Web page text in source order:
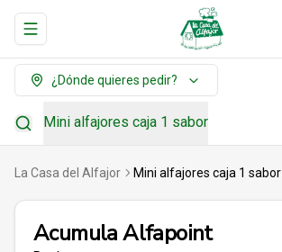
Abrir menu de navegación
¿Dónde quieres pedir?
Mini alfajores caja 1 sabor
La Casa del Alfajor Mini alfajores caja 1 sabor
AcumulaAlfapoint